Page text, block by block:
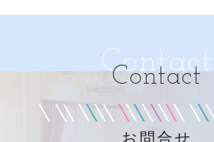
Contact
Contact
お問合せ